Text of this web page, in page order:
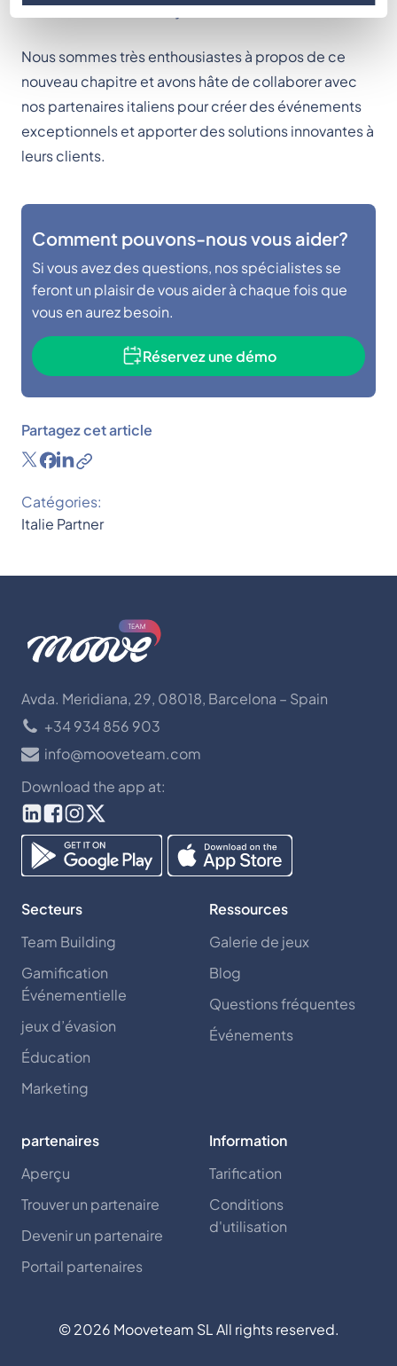
italien :Mooveteam Italy.
Nous sommes très enthousiastes à propos de ce
nouveau chapitre et avons hâte de collaborer avec
nos partenaires italiens pour créer des événements
exceptionnels et apporter des solutions innovantes à
leurs clients.
Comment pouvons-nous vous aider?
Si vous avez des questions, nos spécialistes se
feront un plaisir de vous aider à chaque fois que
vous en aurez besoin.
Réservez une démo
Partagez cet article
Catégories:
Italie Partner
Avda. Meridiana, 29, 08018, Barcelona – Spain
+34 934 856 903
info@mooveteam.com
Download the app at:
Secteurs
Team Building
Gamification
Événementielle
jeux d’évasion
Éducation
Marketing
Ressources
Galerie de jeux
Blog
Questions fréquentes
Événements
partenaires
Aperçu
Trouver un partenaire
Devenir un partenaire
Portail partenaires
Information
Tarification
Conditions
d'utilisation
©2026 Mooveteam SL All rights reserved.